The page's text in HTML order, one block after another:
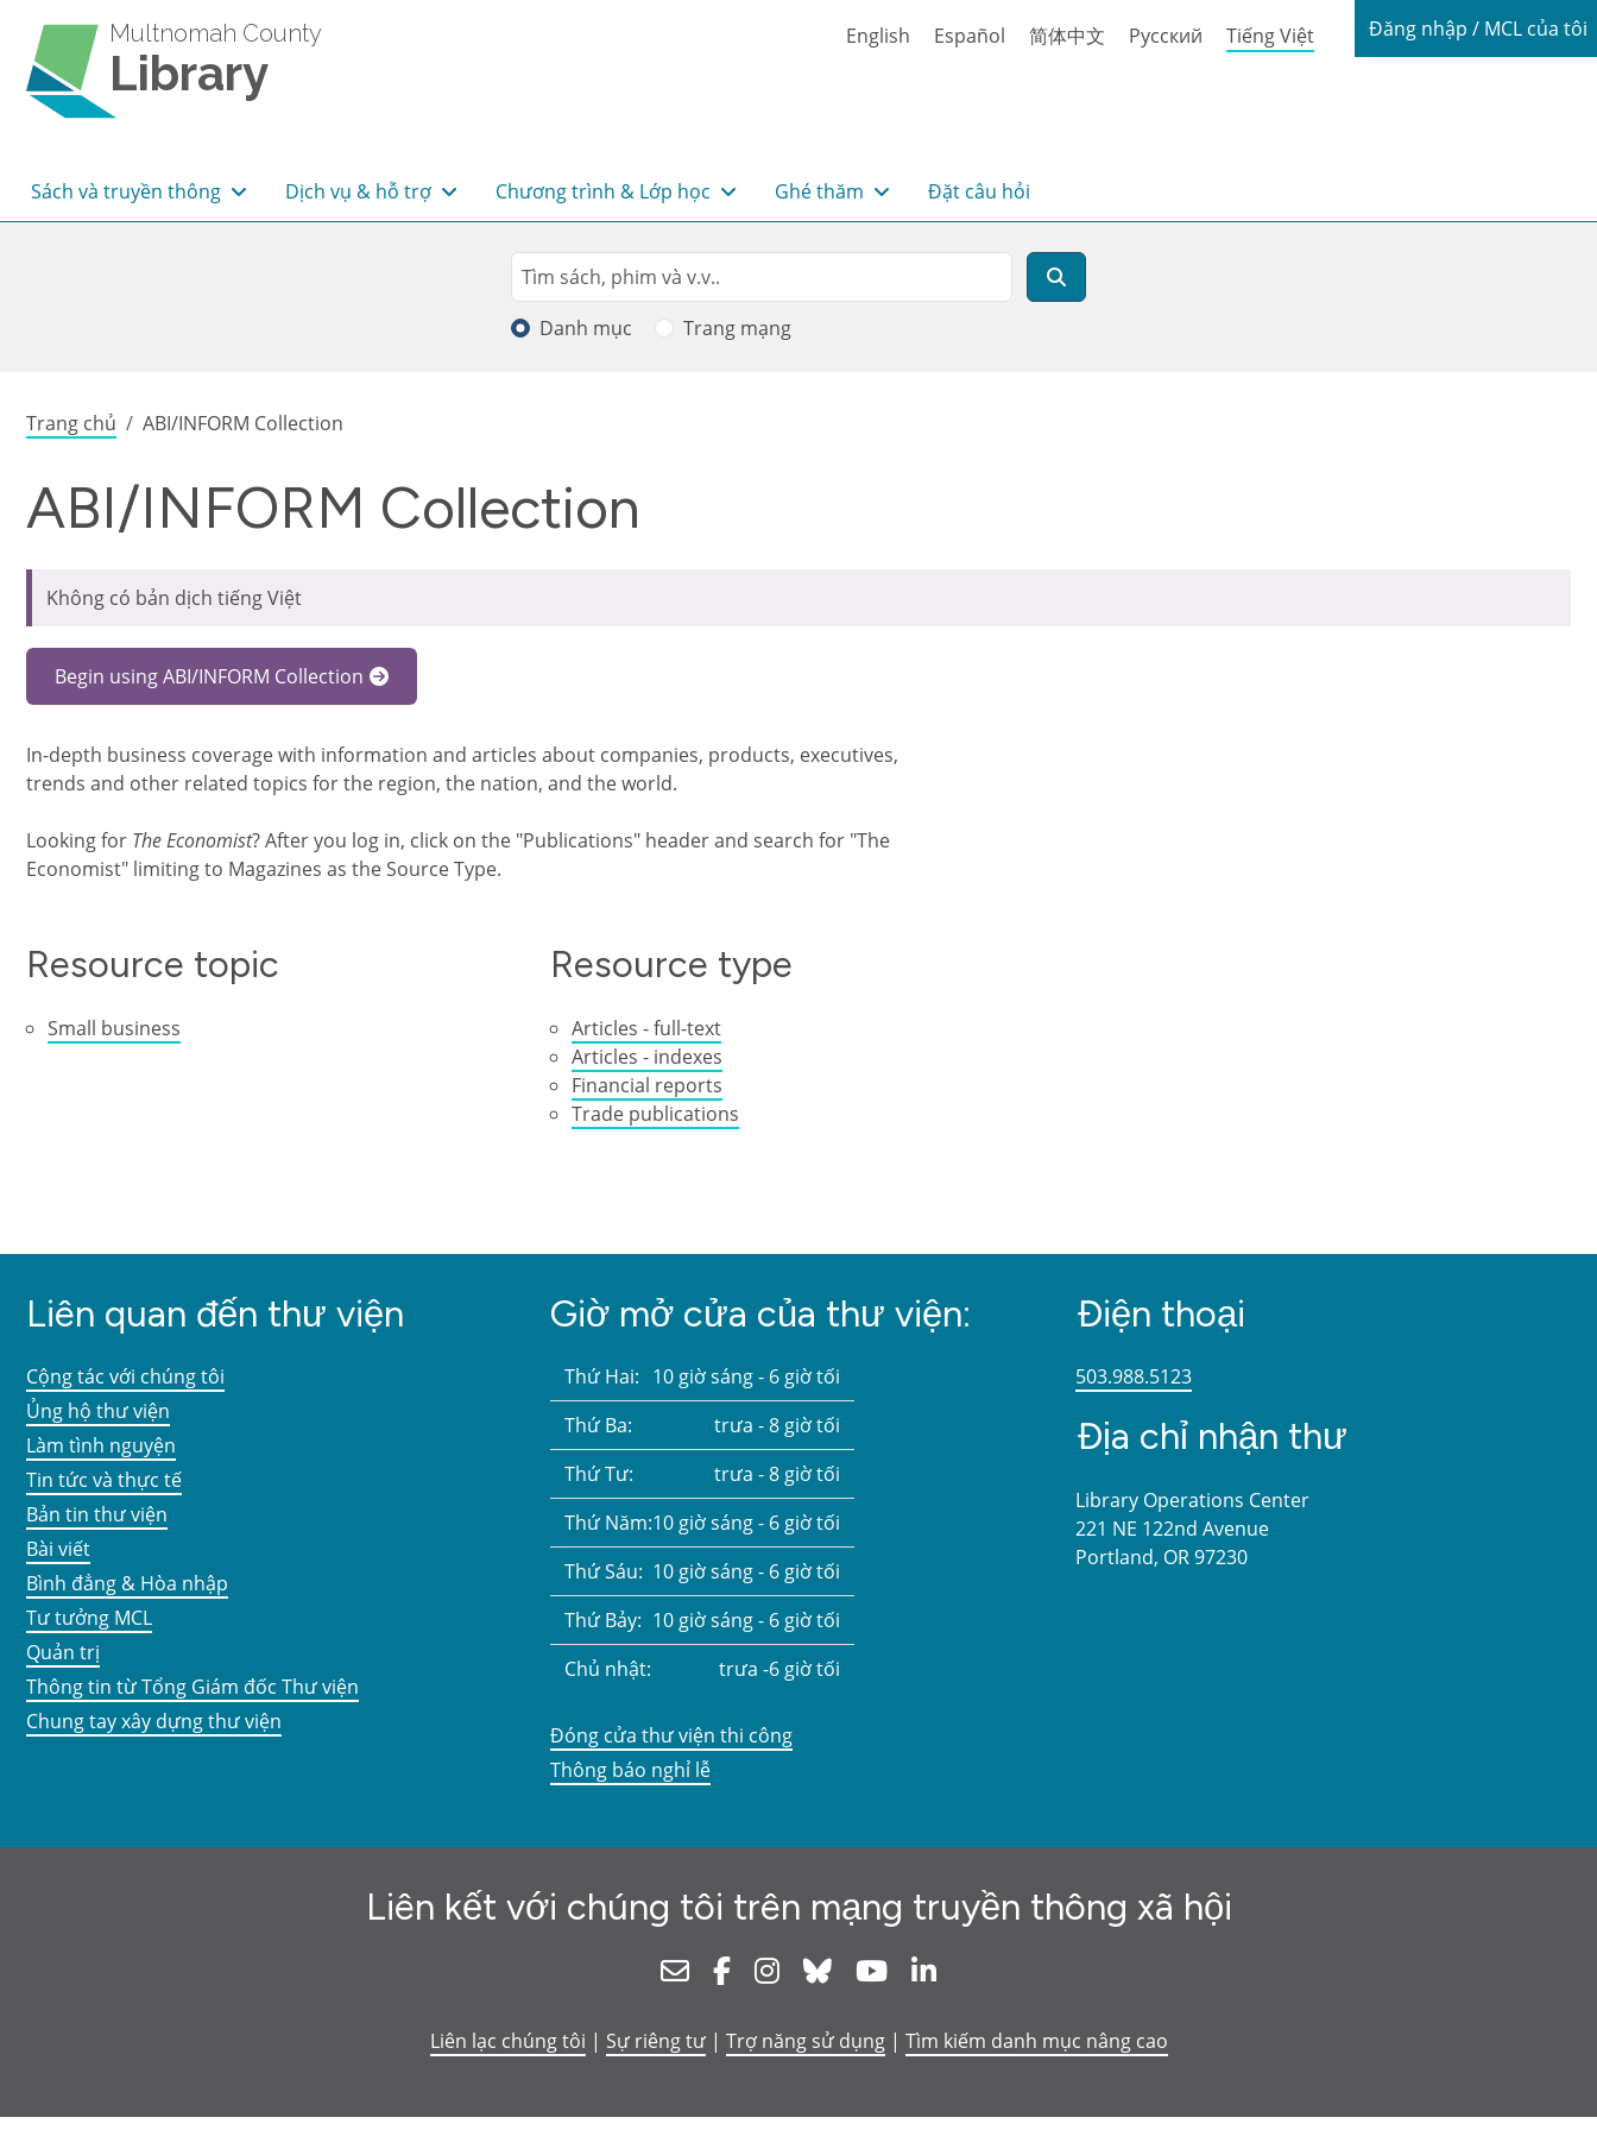
Multnomah County
Library
English Español 简体中文 Русский Tiếng Việt Login / My
Đăng nhập / MCL của tôi
Main navigation
Sách và truyền thông Dịch vụ & hỗ trợ Chương trình & Lớp học Ghé thăm Đặt câu hỏi
Search
Tìm kiếm
Danh mục Trang mạng
Breadcrumb
Trang chủ ABI/INFORM Collection
ABI/INFORM Collection
Không có bản dịch tiếng Việt
Begin using ABI/INFORM Collection
In-depth business coverage with information and articles about companies, products, executives,
trends and other related topics for the region, the nation, and the world.
Looking for The Economist? After you log in, click on the "Publications" header and search for "The
Economist" limiting to Magazines as the Source Type.
Resource topic
Small business
Resource type
Articles - full-text
Articles - indexes
Financial reports
Trade publications
Liên quan đến thư viện
Cộng tác với chúng tôi
Ủng hộ thư viện
Làm tình nguyện
Tin tức và thực tế
Bản tin thư viện
Bài viết
Bình đẳng & Hòa nhập
Tư tưởng MCL
Quản trị
Thông tin từ Tổng Giám đốc Thư viện
Chung tay xây dựng thư viện
Giờ mở cửa của thư viện:
Thứ Hai: 10 giờ sáng - 6 giờ tối
Thứ Ba:
trưa - 8 giờ tối
Thứ Tư:
trưa - 8 giờ tối
Thứ Năm:10 giờ sáng - 6 giờ tối
Thứ Sáu: 10 giờ sáng - 6 giờ tối
Thứ Bảy: 10 giờ sáng - 6 giờ tối
Chủ nhật:
trưa -6 giờ tối
Đóng cửa thư viện thi công
Thông báo nghỉ lễ
Điện thoại
503.988.5123
Địa chỉ nhận thư
Library Operations Center
221 NE 122nd Avenue
Portland, OR 97230
Liên kết với chúng tôi trên mạng truyền thông xã hội
NewsletterFacebookInstagram
Bluesky Youtube
Liên lạc chúng tôi | Sự riêng tư| Trợ năng sử dụng| Tìm kiếm danh mục nâng cao